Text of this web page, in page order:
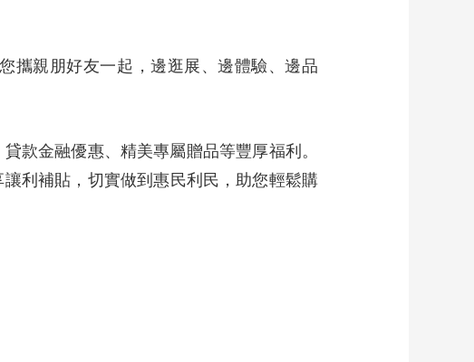
攜親朋好友一起，邊逛展、邊體驗、邊品
款金融優惠、精美專屬贈品等豐厚福利。
利補貼，切實做到惠民利民，助您輕鬆購